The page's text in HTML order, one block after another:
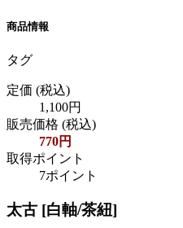
商品情報
タグ
定価 (税込)
1,100円
販売価格 (税込)
770円
取得ポイント
7ポイント
太古 [白軸/茶紐]